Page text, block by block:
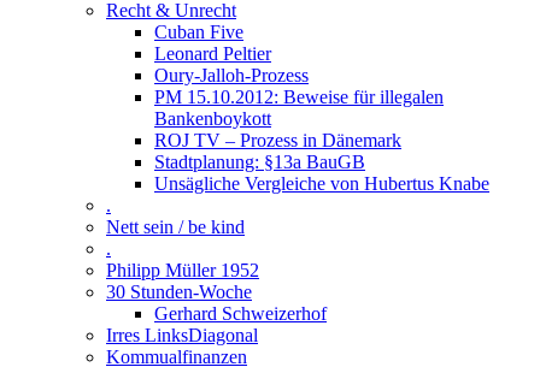
Recht & Unrecht
Cuban Five
Leonard Peltier
Oury-Jalloh-Prozess
PM 15.10.2012: Beweise für illegalen
Bankenboykott
ROJ TV – Prozess in Dänemark
Stadtplanung: §13a BauGB
Unsägliche Vergleiche von Hubertus Knabe
.
Nett sein / be kind
.
Philipp Müller 1952
30 Stunden-Woche
Gerhard Schweizerhof
Irres LinksDiagonal
Kommualfinanzen